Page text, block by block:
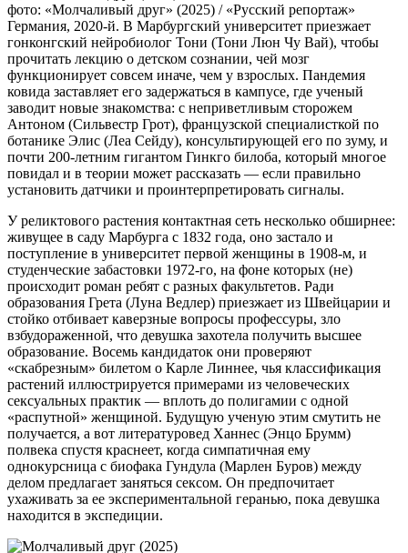
фото: «Молчаливый друг» (2025) / «Русский репортаж»
Германия, 2020-й. В Марбургский университет приезжает
гонконгский нейробиолог Тони (Тони Люн Чу Вай), чтобы
прочитать лекцию о детском сознании, чей мозг
функционирует совсем иначе, чем у взрослых. Пандемия
ковида заставляет его задержаться в кампусе, где ученый
заводит новые знакомства: с неприветливым сторожем
Антоном (Сильвестр Грот), французской специалисткой по
ботанике Элис (Леа Сейду), консультирующей его по зуму, и
почти 200-летним гигантом Гинкго билоба, который многое
повидал и в теории может рассказать — если правильно
установить датчики и проинтерпретировать сигналы.
У реликтового растения контактная сеть несколько обширнее:
живущее в саду Марбурга с 1832 года, оно застало и
поступление в университет первой женщины в 1908-м, и
студенческие забастовки 1972-го, на фоне которых (не)
происходит роман ребят с разных факультетов. Ради
образования Грета (Луна Ведлер) приезжает из Швейцарии и
стойко отбивает каверзные вопросы профессуры, зло
взбудораженной, что девушка захотела получить высшее
образование. Восемь кандидаток они проверяют
«скабрезным» билетом о Карле Линнее, чья классификация
растений иллюстрируется примерами из человеческих
сексуальных практик — вплоть до полигамии с одной
«распутной» женщиной. Будущую ученую этим смутить не
получается, а вот литературовед Ханнес (Энцо Брумм)
полвека спустя краснеет, когда симпатичная ему
однокурсница с биофака Гундула (Марлен Буров) между
делом предлагает заняться сексом. Он предпочитает
ухаживать за ее экспериментальной геранью, пока девушка
находится в экспедиции.